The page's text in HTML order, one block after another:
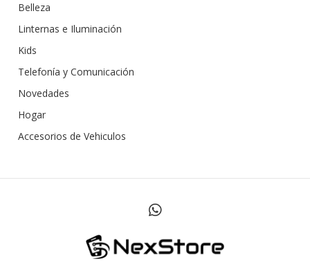
Belleza
Linternas e Iluminación
Kids
Telefonía y Comunicación
Novedades
Hogar
Accesorios de Vehiculos